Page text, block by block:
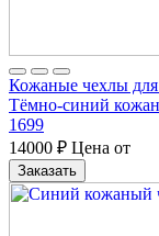
Кожаные чехлы для
Тёмно-синий
1699
14000 ₽ Цена от
Заказать